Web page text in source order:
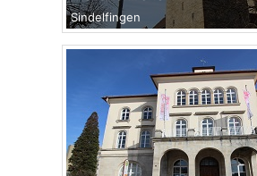
Sindelfingen